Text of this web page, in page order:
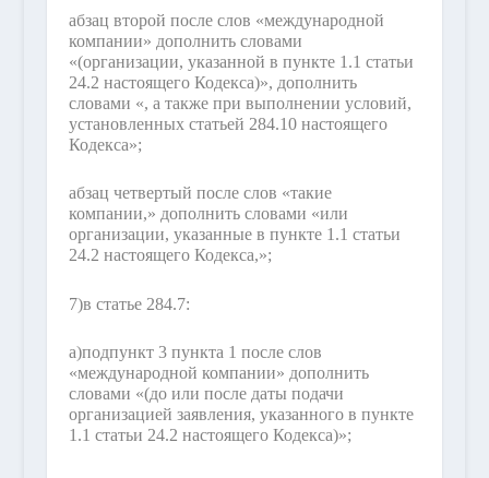
абзац второй после слов «международной
компании» дополнить словами
«(организации, указанной в пункте 1.1 статьи
24.2 настоящего Кодекса)», дополнить
словами «, а также при выполнении условий,
установленных статьей 284.10 настоящего
Кодекса»;
абзац четвертый после слов «такие
компании,» дополнить словами «или
организации, указанные в пункте 1.1 статьи
24.2 настоящего Кодекса,»;
7)в статье 284.7:
а)подпункт 3 пункта 1 после слов
«международной компании» дополнить
словами «(до или после даты подачи
организацией заявления, указанного в пункте
1.1 статьи 24.2 настоящего Кодекса)»;